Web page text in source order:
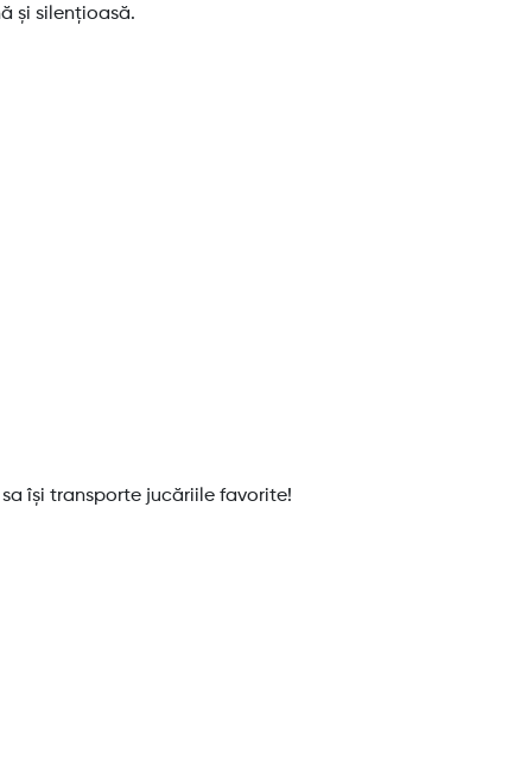
și silențioasă.
își transporte jucăriile favorite!